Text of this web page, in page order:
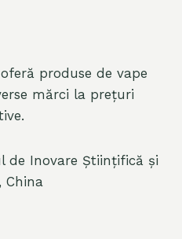
produse de vape
mărci la prețuri
de Inovare Științifică și
China